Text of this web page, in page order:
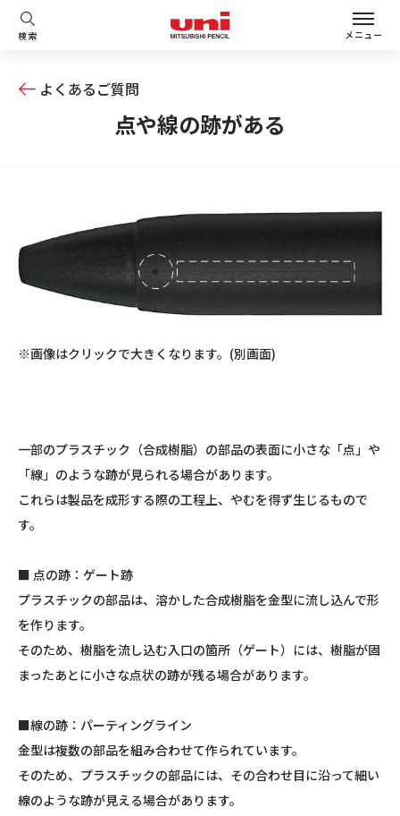
検索 メニュー
よくあるご質問
点や線の跡がある
※画像はクリックで大きくなります。(別画面)
一部のプラスチック（合成樹脂）の部品の表面に小さな「点」や
「線」のような跡が見られる場合があります。
これらは製品を成形する際の工程上、やむを得ず生じるもので
す。
■ 点の跡：ゲート跡
プラスチックの部品は、溶かした合成樹脂を金型に流し込んで形
を作ります。
そのため、樹脂を流し込む入口の箇所（ゲート）には、樹脂が固
まったあとに小さな点状の跡が残る場合があります。
■線の跡：パーティングライン
金型は複数の部品を組み合わせて作られています。
そのため、プラスチックの部品には、その合わせ目に沿って細い
線のような跡が見える場合があります。